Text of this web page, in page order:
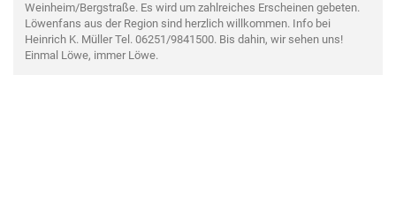
Weinheim/Bergstraße. Es wird um zahlreiches Erscheinen gebeten.
Löwenfans aus der Region sind herzlich willkommen. Info bei
Heinrich K. Müller Tel. 06251/9841500. Bis dahin, wir sehen uns!
Einmal Löwe, immer Löwe.